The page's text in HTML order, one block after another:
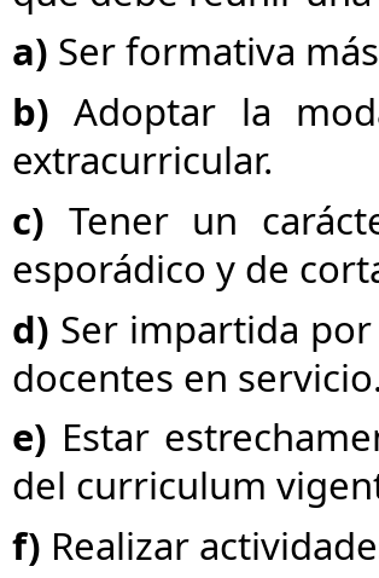
a) Ser formativa
b)Adoptar la
extracurricular.
c) Tener un
esporádico y de
d) Ser impartida
docentes en servicio.
e) Estar
del curriculum
f) Realizar